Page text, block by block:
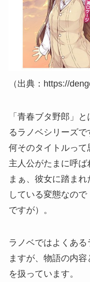
（出典：https://
「青春ブタ野郎」
るラノベシリーズで
何そのタイトルって
主人公がたまに呼ば
まぁ、彼女に踏ま
している変態なの
ですが）。
ラノベではよくあ
ますが、物語の内
を扱っています。